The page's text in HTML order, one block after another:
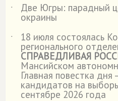
˙
Две Югры: парадный
окраины
˙
18 июля состоялась
регионального
СПРАВЕДЛИВАЯ
Мансийском
Главная повестка
кандидатов на
сентябре 2026 года